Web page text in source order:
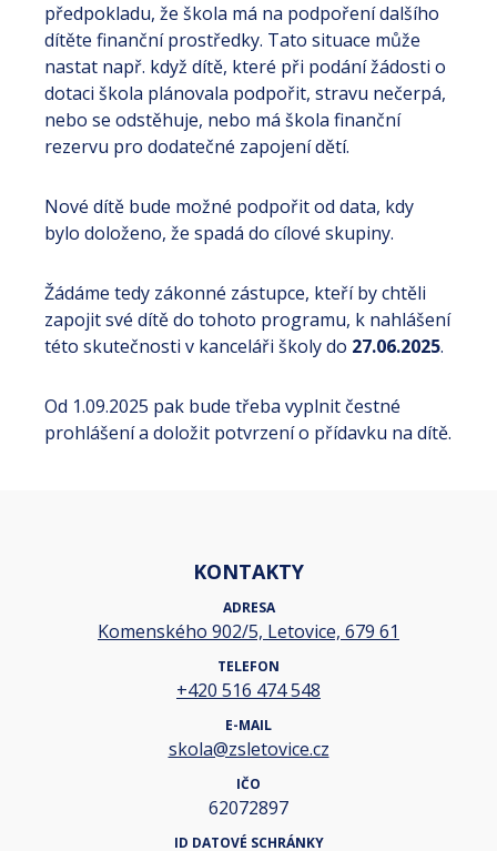
předpokladu, že škola má na podpoření dalšího
dítěte finanční prostředky. Tato situace může
nastat např. když dítě, které při podání žádosti o
dotaci škola plánovala podpořit, stravu nečerpá,
nebo se odstěhuje, nebo má škola finanční
rezervu pro dodatečné zapojení dětí.
Nové dítě bude možné podpořit od data, kdy
bylo doloženo, že spadá do cílové skupiny.
Žádáme tedy zákonné zástupce, kteří by chtěli
zapojit své dítě do tohoto programu, k nahlášení
této skutečnosti v kanceláři školy do 27.06.2025.
Od 1.09.2025 pak bude třeba vyplnit čestné
prohlášení a doložit potvrzení o přídavku na dítě.
KONTAKTY
ADRESA
Komenského 902/5, Letovice, 679 61
TELEFON
+420 516 474 548
E-MAIL
skola@zsletovice.cz
IČO
62072897
ID DATOVÉ SCHRÁNKY